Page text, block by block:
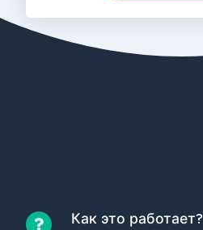
Как это работает?